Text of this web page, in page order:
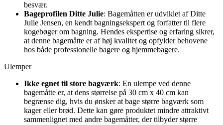
besvær.
Bageprofilen Ditte Julie: Bagemåtten er udviklet af Ditte
Julie Jensen, en kendt bagningsekspert og forfatter til flere
kogebøger om bagning. Hendes ekspertise og erfaring sikrer,
at denne bagemåtte er af høj kvalitet og opfylder behovene
hos både professionelle bagere og hjemmebagere.
Ulemper
Ikke egnet til store bagværk: En ulempe ved denne
bagemåtte er, at dens størrelse på 30 cm x 40 cm kan
begrænse dig, hvis du ønsker at bage større bagværk som
kager eller brød. Dette kan gøre produktet mindre attraktivt
sammenlignet med andre bagemåtter, der tilbyder større